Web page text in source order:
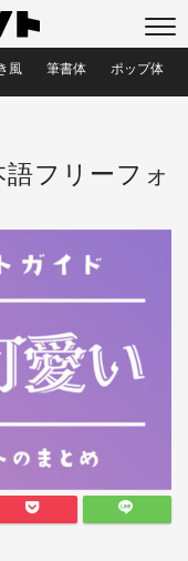
風 筆書体 ポップ体
フリーフォ